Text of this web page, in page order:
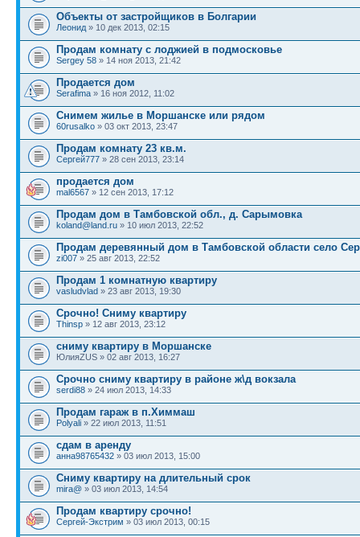
Объекты от застройщиков в Болгарии
Леонид » 10 дек 2013, 02:15
Продам комнату с лоджией в подмосковье
Sergey 58 » 14 ноя 2013, 21:42
Продается дом
Serafima » 16 ноя 2012, 11:02
Снимем жилье в Моршанске или рядом
60rusalko » 03 окт 2013, 23:47
Продам комнату 23 кв.м.
Сергей777 » 28 сен 2013, 23:14
продается дом
mal6567 » 12 сен 2013, 17:12
Продам дом в Тамбовской обл., д. Сарымовка
koland@land.ru » 10 июл 2013, 22:52
Продам деревянный дом в Тамбовской области село
zi007 » 25 авг 2013, 22:52
Продам 1 комнатную квартиру
vasludvlad » 23 авг 2013, 19:30
Срочно! Сниму квартиру
Thinsp » 12 авг 2013, 23:12
сниму квартиру в Моршанске
ЮлияZUS » 02 авг 2013, 16:27
Срочно сниму квартиру в районе ж\д вокзала
serdi88 » 24 июл 2013, 14:33
Продам гараж в п.Химмаш
Polyali » 22 июл 2013, 11:51
сдам в аренду
анна98765432 » 03 июл 2013, 15:00
Сниму квартиру на длительный срок
mira@ » 03 июл 2013, 14:54
Продам квартиру срочно!
Сергей-Экстрим » 03 июл 2013, 00:15